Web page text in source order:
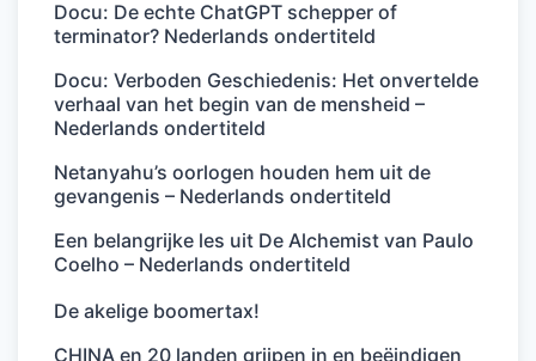
Docu: De echte ChatGPT schepper of
terminator? Nederlands ondertiteld
Docu: Verboden Geschiedenis: Het onvertelde
verhaal van het begin van de mensheid –
Nederlands ondertiteld
Netanyahu’s oorlogen houden hem uit de
gevangenis – Nederlands ondertiteld
Een belangrijke les uit De Alchemist van Paulo
Coelho – Nederlands ondertiteld
De akelige boomertax!
CHINA en 20 landen grijpen in en beëindigen